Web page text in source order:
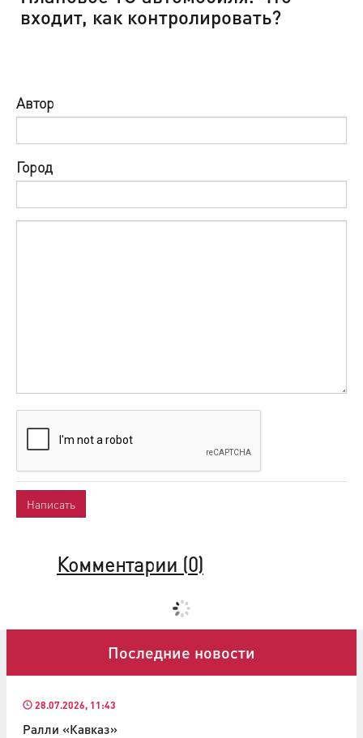
входит, как контролировать?
Автор
Город
Комментарии (0)
Последние новости
28.07.2026, 11:43
Ралли «Кавказ»